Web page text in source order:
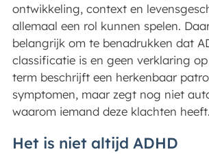
ontwikkeling, context en
allemaal een rol kunnen spelen.
belangrijk om te benadrukken dat
classificatie is en geen verklaring
term beschrijft een herkenbaar
symptomen, maar zegt nog niet
waarom iemand deze klachten heeft.
Het is niet altijd ADHD